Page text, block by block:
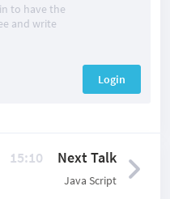
to have the
and write
Login
15:10 Next Talk
Java Script